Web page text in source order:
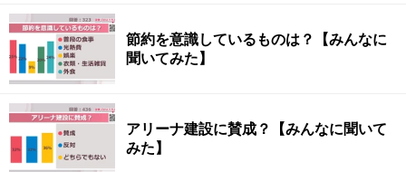
節約を意識しているものは？【みんなに
聞いてみた】
アリーナ建設に賛成？【みんなに聞いて
みた】